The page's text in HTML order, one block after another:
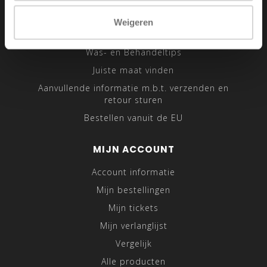
Weigeren
Sitemap
Was- en Behandeltips
Juiste maat vinden
Aanvullende informatie m.b.t. verzenden en
retour sturen
Bestellen vanuit de EU
MIJN ACCOUNT
Account informatie
Mijn bestellingen
Mijn tickets
Mijn verlanglijst
Vergelijk
Alle producten